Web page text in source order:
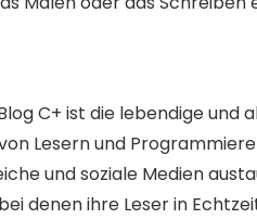
C+ ist die lebendige und
Lesern und
und soziale Medien
denen ihre Leser in